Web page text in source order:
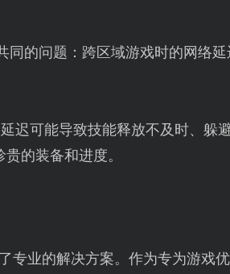
的问题：跨区域游戏时的网络
迟可能导致技能释放不及时、躲
的装备和进度。
专业的解决方案。作为专为游戏